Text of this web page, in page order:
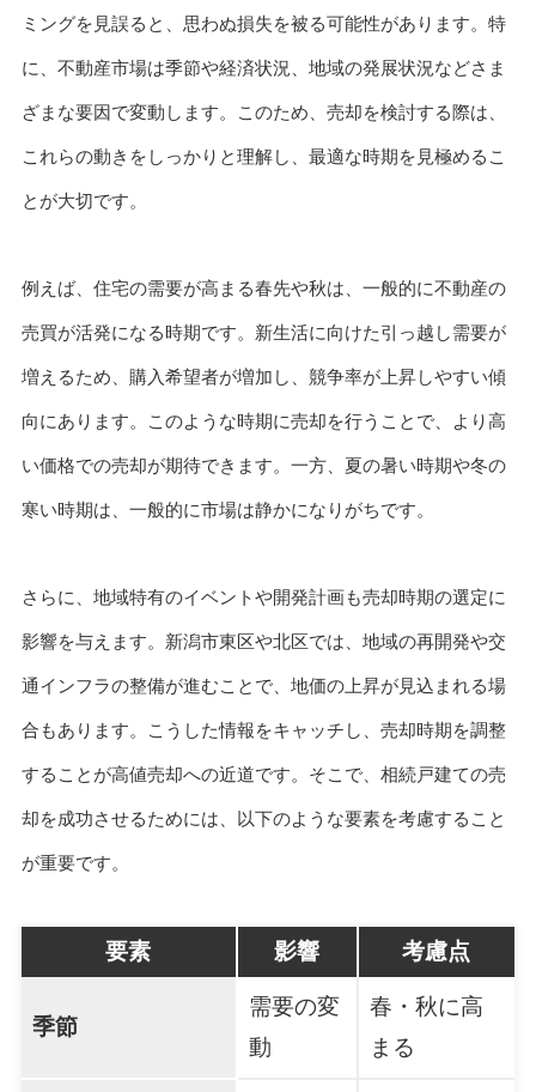
ミングを見誤ると、思わぬ損失を被る可能性があります。特
に、不動産市場は季節や経済状況、地域の発展状況などさま
ざまな要因で変動します。このため、売却を検討する際は、
これらの動きをしっかりと理解し、最適な時期を見極めるこ
とが大切です。
例えば、住宅の需要が高まる春先や秋は、一般的に不動産の
売買が活発になる時期です。新生活に向けた引っ越し需要が
増えるため、購入希望者が増加し、競争率が上昇しやすい傾
向にあります。このような時期に売却を行うことで、より高
い価格での売却が期待できます。一方、夏の暑い時期や冬の
寒い時期は、一般的に市場は静かになりがちです。
さらに、地域特有のイベントや開発計画も売却時期の選定に
影響を与えます。新潟市東区や北区では、地域の再開発や交
通インフラの整備が進むことで、地価の上昇が見込まれる場
合もあります。こうした情報をキャッチし、売却時期を調整
することが高値売却への近道です。そこで、相続戸建ての売
却を成功させるためには、以下のような要素を考慮すること
が重要です。
要素 影響 考慮点
季節
需要の変
動
春・秋に高
まる